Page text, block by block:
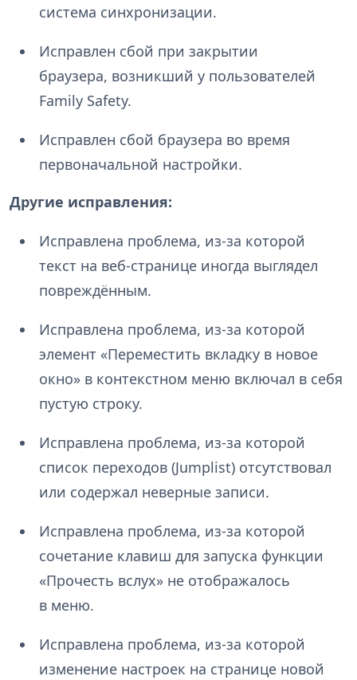
система синхронизации.
Исправлен сбой при закрытии
браузера, возникший у пользователей
Family Safety.
Исправлен сбой браузера во время
первоначальной настройки.
Другие исправления:
Исправлена проблема, из-за которой
текст на веб-странице иногда выглядел
повреждённым.
Исправлена проблема, из-за которой
элемент «Переместить вкладку в новое
окно» в контекстном меню включал в себя
пустую строку.
Исправлена проблема, из-за которой
список переходов (Jumplist) отсутствовал
или содержал неверные записи.
Исправлена проблема, из-за которой
сочетание клавиш для запуска функции
«Прочесть вслух» не отображалось
в меню.
Исправлена проблема, из-за которой
изменение настроек на странице новой